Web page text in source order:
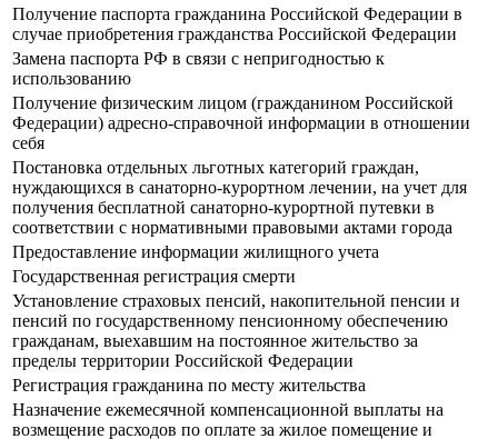
Получение паспорта гражданина Российской Федерации в
случае приобретения гражданства Российской Федерации
Замена паспорта РФ в связи с непригодностью к
использованию
Получение физическим лицом (гражданином Российской
Федерации) адресно-справочной информации в отношении
себя
Постановка отдельных льготных категорий граждан,
нуждающихся в санаторно-курортном лечении, на учет для
получения бесплатной санаторно-курортной путевки в
соответствии с нормативными правовыми актами города
Предоставление информации жилищного учета
Государственная регистрация смерти
Установление страховых пенсий, накопительной пенсии и
пенсий по государственному пенсионному обеспечению
гражданам, выехавшим на постоянное жительство за
пределы территории Российской Федерации
Регистрация гражданина по месту жительства
Назначение ежемесячной компенсационной выплаты на
возмещение расходов по оплате за жилое помещение и